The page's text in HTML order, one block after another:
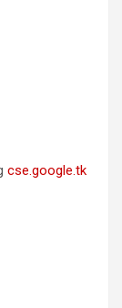
cse.google.tk